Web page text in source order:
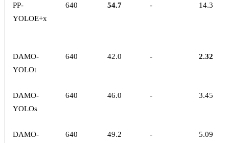
PP-
YOLOE+x
640 54.7 - 14.3
DAMO-
YOLOt
640 42.0 - 2.32
DAMO-
YOLOs
640 46.0 - 3.45
DAMO-
640 49.2 - 5.09